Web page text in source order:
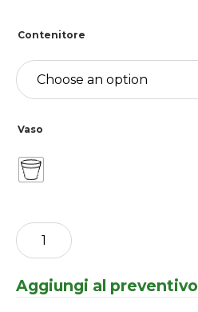
Contenitore
Vaso
Paeonia
lactiflora
da
-Aggiungi al preventivo